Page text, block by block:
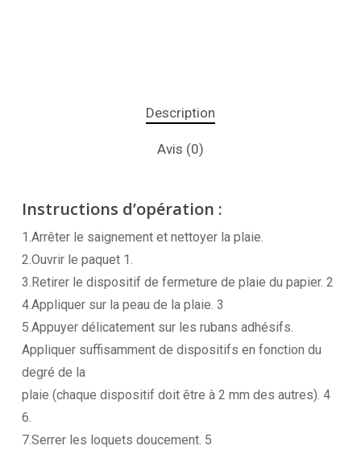
Description
Avis (0)
Instructions d’opération :
1.Arrêter le saignement et nettoyer la plaie.
2.Ouvrir le paquet 1.
3.Retirer le dispositif de fermeture de plaie du papier. 2
4.Appliquer sur la peau de la plaie. 3
5.Appuyer délicatement sur les rubans adhésifs.
Appliquer suffisamment de dispositifs en fonction du
degré de la
plaie (chaque dispositif doit être à 2 mm des autres). 4
6.
7.Serrer les loquets doucement. 5